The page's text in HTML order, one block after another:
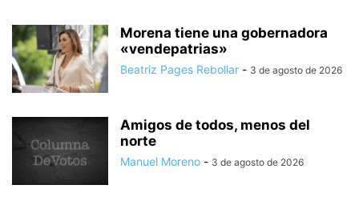
Morena tiene una gobernadora
«vendepatrias»
Beatriz Pages Rebollar - 3 de agosto de 2026
Amigos de todos, menos del
norte
Manuel Moreno - 3 de agosto de 2026